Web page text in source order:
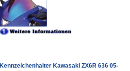
Kennzeichenhalter Kawasaki ZX6R 636 05-